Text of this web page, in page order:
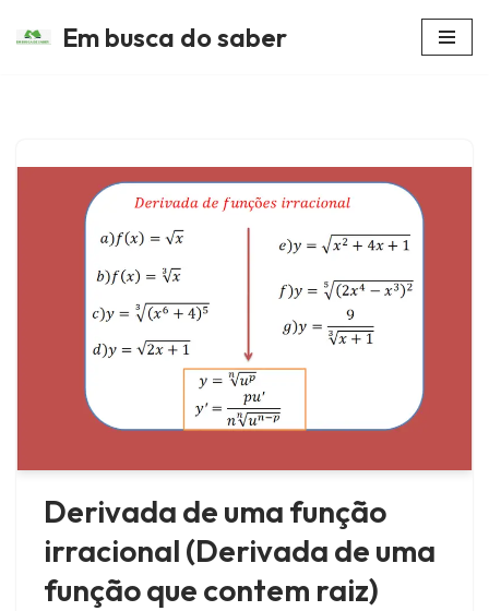
Em busca do saber
Derivada de uma função
irracional (Derivada de uma
função que contem raiz)